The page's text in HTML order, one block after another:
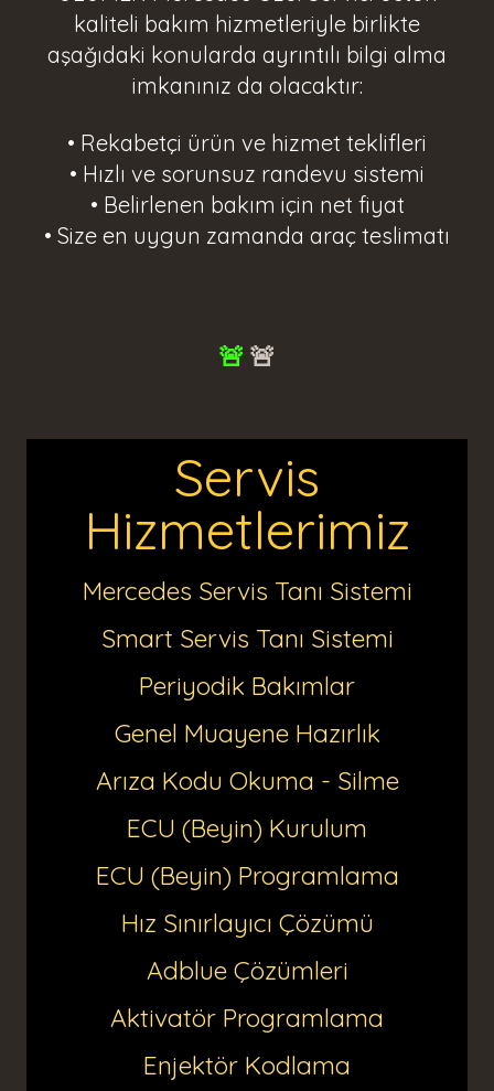
kaliteli bakım hizmetleriyle birlikte
aşağıdaki konularda ayrıntılı bilgi alma
imkanınız da olacaktır:
• Rekabetçi ürün ve hizmet teklifleri
• Hızlı ve sorunsuz randevu sistemi
• Belirlenen bakım için net fiyat
• Size en uygun zamanda araç teslimatı
🚨 🚨
Servis
Hizmetlerimiz
Mercedes Servis Tanı Sistemi
Smart Servis Tanı Sistemi
Periyodik Bakımlar
Genel Muayene Hazırlık
Arıza Kodu Okuma - Silme
ECU (Beyin) Kurulum
ECU (Beyin) Programlama
Hız Sınırlayıcı Çözümü
Adblue Çözümleri
Aktivatör Programlama
Enjektör Kodlama